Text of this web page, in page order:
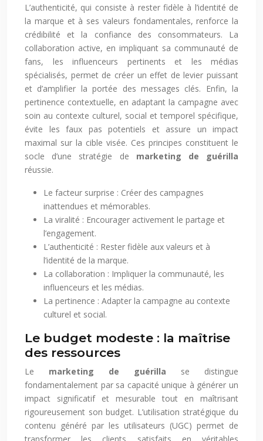
L’authenticité, qui consiste à rester fidèle à l’identité de
la marque et à ses valeurs fondamentales, renforce la
crédibilité et la confiance des consommateurs. La
collaboration active, en impliquant sa communauté de
fans, les influenceurs pertinents et les médias
spécialisés, permet de créer un effet de levier puissant
et d’amplifier la portée des messages clés. Enfin, la
pertinence contextuelle, en adaptant la campagne avec
soin au contexte culturel, social et temporel spécifique,
évite les faux pas potentiels et assure un impact
maximal sur la cible visée. Ces principes constituent le
socle d’une stratégie de marketing de guérilla
réussie.
Le facteur surprise : Créer des campagnes
inattendues et mémorables.
La viralité : Encourager activement le partage et
l’engagement.
L’authenticité : Rester fidèle aux valeurs et à
l’identité de la marque.
La collaboration : Impliquer la communauté, les
influenceurs et les médias.
La pertinence : Adapter la campagne au contexte
culturel et social.
Le budget modeste : la maîtrise
des ressources
Le marketing de guérilla se distingue
fondamentalement par sa capacité unique à générer un
impact significatif et mesurable tout en maîtrisant
rigoureusement son budget. L’utilisation stratégique du
contenu généré par les utilisateurs (UGC) permet de
transformer les clients satisfaits en véritables